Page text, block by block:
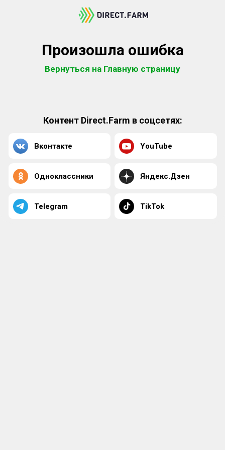
Произошла ошибка
Вернуться на Главную страницу
Контент Direct.Farm в соцсетях:
Вконтакте YouTube
Одноклассники Яндекс.Дзен
Telegram TikTok